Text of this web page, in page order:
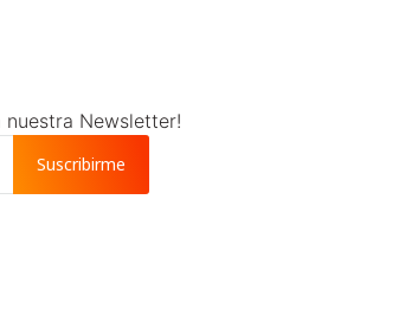
Newsletter!
Suscribirme